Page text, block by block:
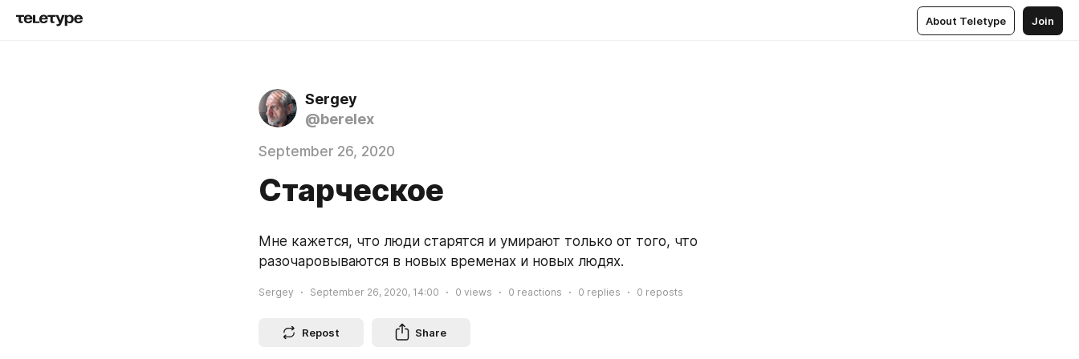
About Teletype Join
Sergey
@berelex
September 26, 2020
Старческое
Мне кажется, что люди старятся и умирают только от того, что
разочаровываются в новых временах и новых людях.
Sergey September 26, 2020, 14:00 0 views 0 reactions 0 replies 0 reposts
Repost Share